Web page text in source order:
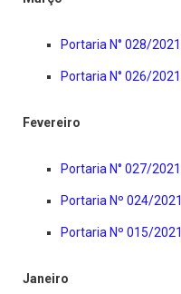
Portaria N° 028/2021
Portaria N° 026/2021
Fevereiro
Portaria N° 027/2021
Portaria Nº 024/2021
Portaria Nº 015/2021
Janeiro